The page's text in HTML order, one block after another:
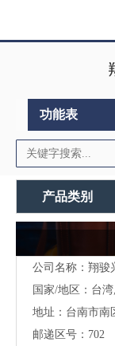
功能表
产品类别
公司名称：翔骏
国家/地区：台
地址： 台南市南
邮递区号：702